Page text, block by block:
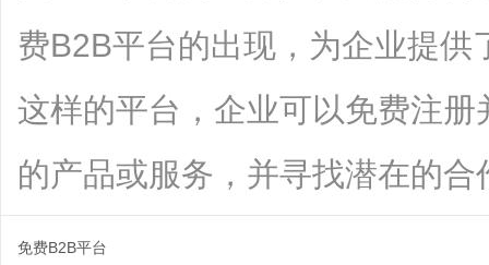
费B2B平台的出现，为企业提
这样的平台，企业可以免费注
的产品或服务，并寻找潜在的合
免费B2B平台